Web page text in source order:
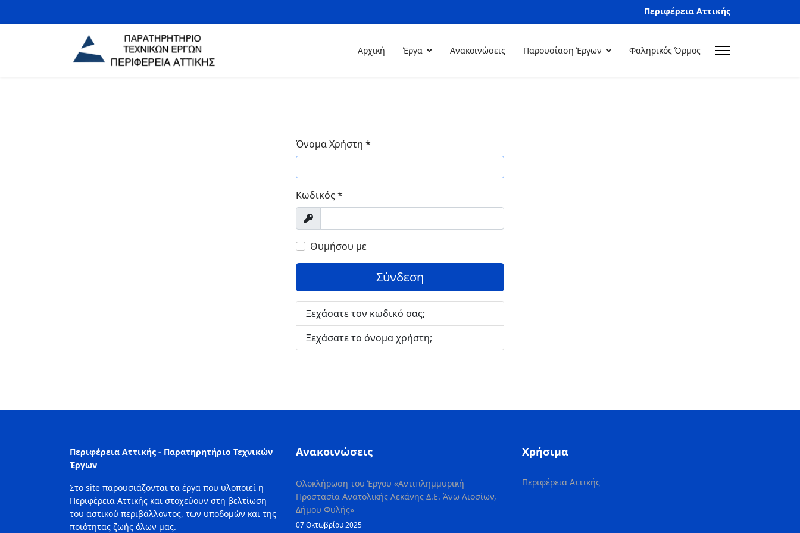
Περιφέρεια Αττικής
Αρχική Έργα Ανακοινώσεις Παρουσίαση Έργων Φαληρικός Όρμος
Όνομα Χρήστη *
Κωδικός*
Προβολή
Θυμήσου με
Σύνδεση
Ξεχάσατε τον κωδικό σας;
Ξεχάσατε το όνομα χρήστη;
Περιφέρεια Αττικής - Παρατηρητήριο Τεχνικών
Έργων
Στο site παρουσιάζονται τα έργα που υλοποιεί η
Περιφέρεια Αττικής και στοχεύουν στη βελτίωση
του αστικού περιβάλλοντος, των υποδομών και της
ποιότητας ζωής όλων μας.
Ανακοινώσεις
Ολοκλήρωση του Έργου «Αντιπλημμυρική
Προστασία Ανατολικής Λεκάνης Δ.Ε. Άνω Λιοσίων,
Δήμου Φυλής»
07 Οκτωβρίου 2025
Χρήσιμα
Περιφέρεια Αττικής